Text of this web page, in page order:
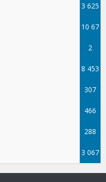
3 625
10 67
5
2
8 453
307
466
288
3 067